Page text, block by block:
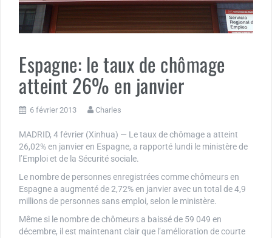
Espagne: le taux de chômage
atteint 26% en janvier
6 février 2013 Charles
MADRID, 4 février (Xinhua) — Le taux de chômage a atteint
26,02% en janvier en Espagne, a rapporté lundi le ministère de
l’Emploi et de la Sécurité sociale.
Le nombre de personnes enregistrées comme chômeurs en
Espagne a augmenté de 2,72% en janvier avec un total de 4,9
millions de personnes sans emploi, selon le ministère.
Même si le nombre de chômeurs a baissé de 59 049 en
décembre, il est maintenant clair que l’amélioration de courte